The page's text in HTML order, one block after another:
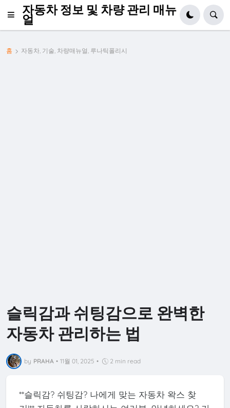
자동차 정보 및 차량 관리 매뉴
얼
홈 자동차, 기술, 차량매뉴얼, 루나틱폴리시
슬릭감과 쉬팅감으로 완벽한
자동차 관리하는 법
by PRAHA • 11월 01, 2025 • 2 min read
**슬릭감? 쉬팅감? 나에게 맞는 자동차 왁스 찾